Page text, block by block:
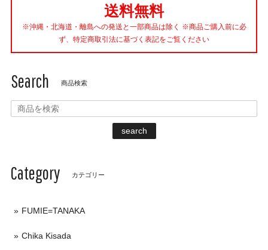
送料無料
※沖縄・北海道・離島への発送と一部商品は除く ※商品ご購入前に必
ず、特定商取引法に基づく表記をご覧ください
Search 商品検索
search
Category カテゴリー
FUMIE=TANAKA
Chika Kisada